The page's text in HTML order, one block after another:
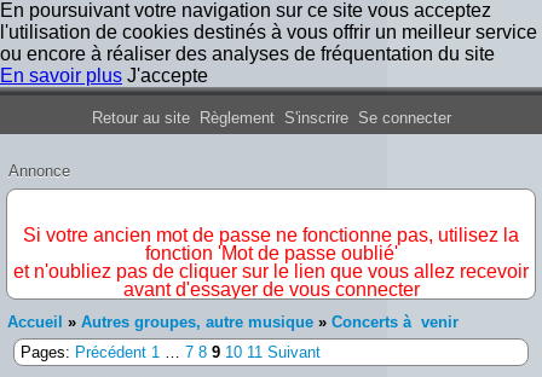
En poursuivant votre navigation sur ce site vous acceptez
l'utilisation de cookies destinés à vous offrir un meilleur service
ou encore à réaliser des analyses de fréquentation du site
En savoir plus J'accepte
Forum Iron Maiden France
Retour au site Règlement S'inscrire Se connecter
Annonce
Si votre ancien mot de passe ne fonctionne pas, utilisez la
fonction 'Mot de passe oublié'
et n'oubliez pas de cliquer sur le lien que vous allez recevoir
avant d'essayer de vous connecter
Accueil » Autres groupes, autre musique » Concerts à venir
Pages: Précédent 1 … 7 8 9 10 11 Suivant